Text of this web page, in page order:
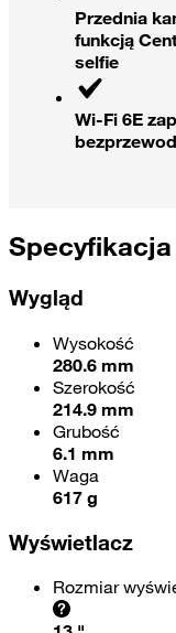
Przednia
funkcją
selfie
Wi-Fi 6E
Specyfikacja
Wygląd
Wysokość
280.6 mm
Szerokość
214.9 mm
Grubość
6.1 mm
Waga
617 g
Wyświetlacz
Rozmiar